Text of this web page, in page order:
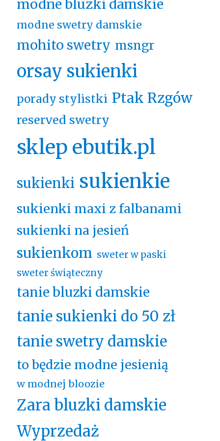
modne bluzki damskie
modne swetry damskie
mohito swetry msngr
orsay sukienki
porady stylistki Ptak Rzgów
reserved swetry
sklep ebutik.pl
sukienki sukienkie
sukienki maxi z falbanami
sukienki na jesień
sukienkom sweter w paski
sweter świąteczny
tanie bluzki damskie
tanie sukienki do 50 zł
tanie swetry damskie
to będzie modne jesienią
w modnej bloozie
Zara bluzki damskie
Wyprzedaż